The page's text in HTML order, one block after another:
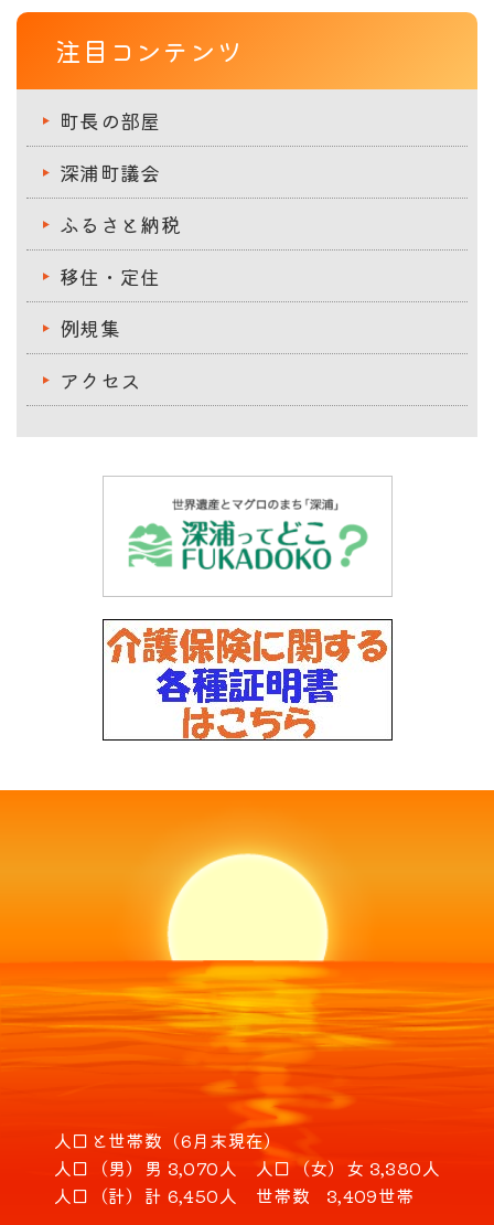
注目コンテンツ
町長の部屋
深浦町議会
ふるさと納税
移住・定住
例規集
アクセス
人口と世帯数（6月末現在）
人口（男） 男 3,070人 人口（女） 女 3,380人
人口（計） 計 6,450人 世帯数 3,409世帯